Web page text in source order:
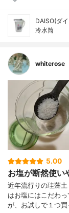
DAISO(ダ
冷水筒
whiterose
5.00
お塩が断然使い
近年流行りの珪藻
はお塩にはこだわ
が、お試しで１つ